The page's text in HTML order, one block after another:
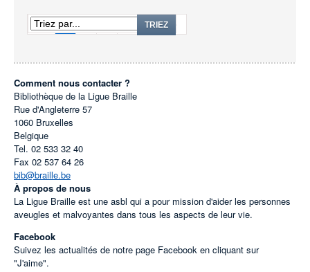
1 244
TRIEZ
Comment nous contacter ?
Bibliothèque de la Ligue Braille
Rue d'Angleterre 57
1060 Bruxelles
Belgique
Tel. 02 533 32 40
Fax 02 537 64 26
bib@braille.be
À propos de nous
La Ligue Braille est une asbl qui a pour mission d'aider les personnes
aveugles et malvoyantes dans tous les aspects de leur vie.
Facebook
Suivez les actualités de notre page Facebook en cliquant sur
"J'aime".